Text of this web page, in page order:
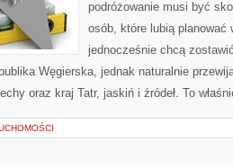
podróżowanie musi być
osób, które lubią
jednocześnie chcą
Węgierska, jednak naturalnie
oraz kraj Tatr, jaskiń i źródeł. To